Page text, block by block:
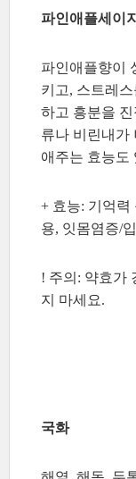
파인애플세이
파인애플향이
키고, 스트레
하고 흥분을
류나 비린내가
애주는 효능도
+ 효능: 기억력
용, 잇몸염증/
! 주의: 약효가
지 마세요.
국화